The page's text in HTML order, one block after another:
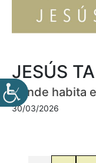
JESÚS
Donde habita
30/03/2026